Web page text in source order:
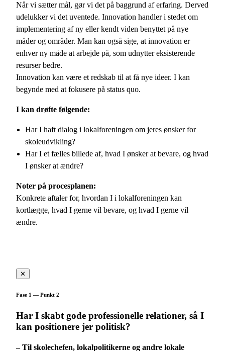
Når vi sætter mål, gør vi det på baggrund af erfaring. Derved
udelukker vi det uventede. Innovation handler i stedet om
implementering af ny eller kendt viden benyttet på nye
måder og områder. Man kan også sige, at innovation er
enhver ny måde at arbejde på, som udnytter eksisterende
resurser bedre.
Innovation kan være et redskab til at få nye ideer. I kan
begynde med at fokusere på status quo.
I kan drøfte følgende:
Har I haft dialog i lokalforeningen om jeres ønsker for
skoleudvikling?
Har I et fælles billede af, hvad I ønsker at bevare, og hvad
I ønsker at ændre?
Noter på procesplanen:
Konkrete aftaler for, hvordan I i lokalforeningen kan
kortlægge, hvad I gerne vil bevare, og hvad I gerne vil
ændre.
✕
Fase 1 — Punkt 2
Har I skabt gode professionelle relationer, så I
kan positionere jer politisk?
– Til skolechefen, lokalpolitikerne og andre lokale